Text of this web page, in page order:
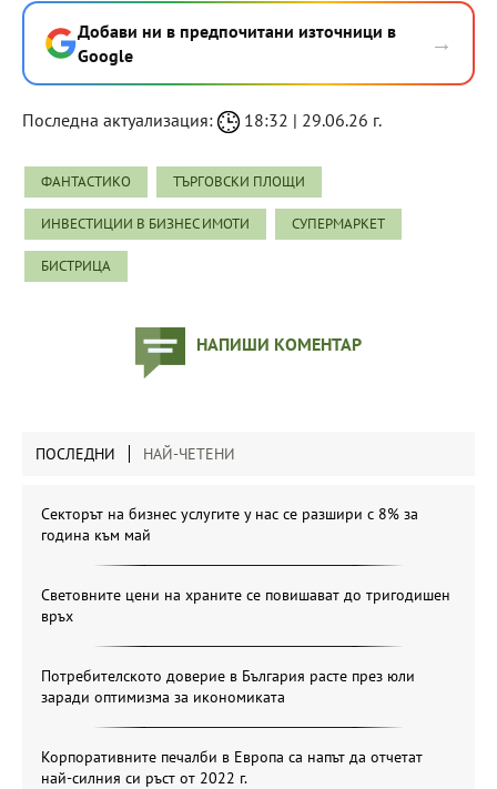
Добави ни в предпочитани източници в
Google
→
Последна актуализация: 18:32 | 29.06.26 г.
ФАНТАСТИКО ТЪРГОВСКИ ПЛОЩИ
ИНВЕСТИЦИИ В БИЗНЕС ИМОТИ СУПЕРМАРКЕТ
БИСТРИЦА
НАПИШИ КОМЕНТАР
ПОСЛЕДНИ НАЙ-ЧЕТЕНИ
Секторът на бизнес услугите у нас се разшири с 8% за
година към май
Световните цени на храните се повишават до тригодишен
връх
Потребителското доверие в България расте през юли
заради оптимизма за икономиката
Корпоративните печалби в Европа са напът да отчетат
най-силния си ръст от 2022 г.